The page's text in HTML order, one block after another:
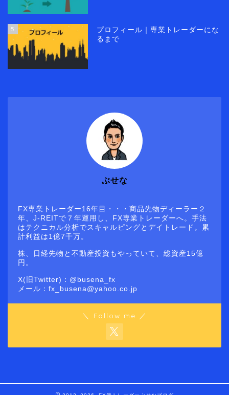
5
プロフィール｜専業トレーダーにな
るまで
ぶせな
FX専業トレーダー16年目・・・商品先物ディーラー２
年、J-REITで７年運用し、FX専業トレーダーへ。手法
はテクニカル分析でスキャルピングとデイトレード。累
計利益は1億7千万。
株、日経先物と不動産投資もやっていて、総資産15億
円。
X(旧Twitter)：@busena_fx
メール：fx_busena@yahoo.co.jp
＼ Follow me ／